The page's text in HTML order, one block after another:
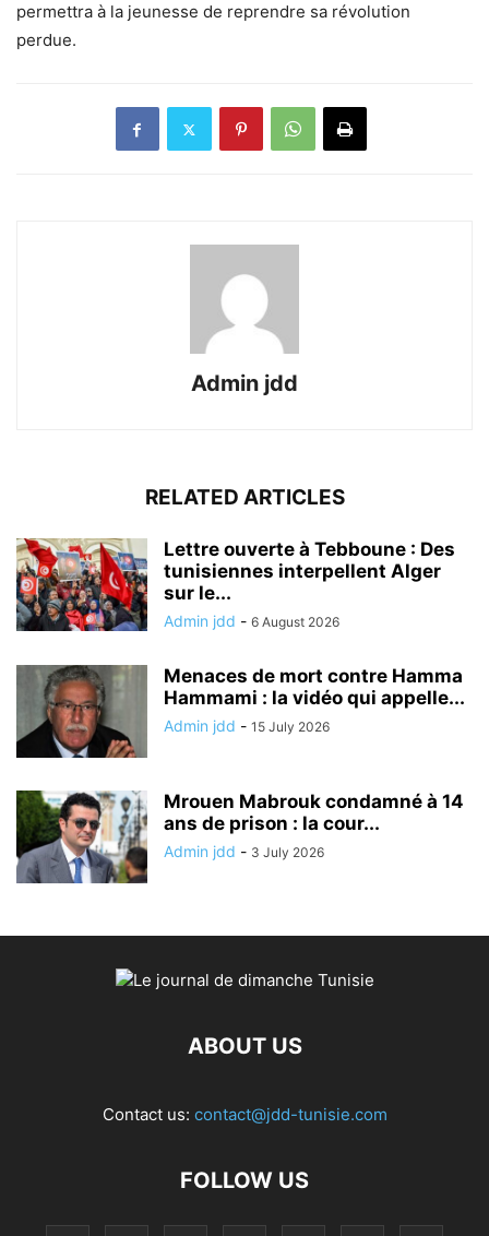
permettra à la jeunesse de reprendre sa révolution
perdue.
Admin jdd
RELATED ARTICLES
Lettre ouverte à Tebboune : Des
tunisiennes interpellent Alger
sur le...
Admin jdd - 6 August 2026
Menaces de mort contre Hamma
Hammami : la vidéo qui appelle...
Admin jdd - 15 July 2026
Mrouen Mabrouk condamné à 14
ans de prison : la cour...
Admin jdd - 3 July 2026
ABOUT US
Contact us: contact@jdd-tunisie.com
FOLLOW US